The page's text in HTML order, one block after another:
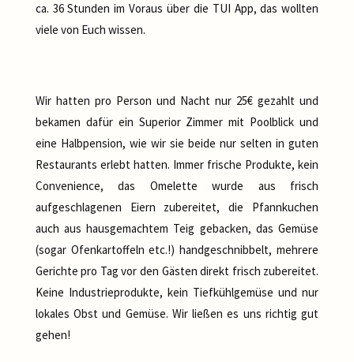
ca. 36 Stunden im Voraus über die TUI App, das wollten
viele von Euch wissen.
Wir hatten pro Person und Nacht nur 25€ gezahlt und
bekamen dafür ein Superior Zimmer mit Poolblick und
eine Halbpension, wie wir sie beide nur selten in guten
Restaurants erlebt hatten. Immer frische Produkte, kein
Convenience, das Omelette wurde aus frisch
aufgeschlagenen Eiern zubereitet, die Pfannkuchen
auch aus hausgemachtem Teig gebacken, das Gemüse
(sogar Ofenkartoffeln etc.!) handgeschnibbelt, mehrere
Gerichte pro Tag vor den Gästen direkt frisch zubereitet.
Keine Industrieprodukte, kein Tiefkühlgemüse und nur
lokales Obst und Gemüse. Wir ließen es uns richtig gut
gehen!